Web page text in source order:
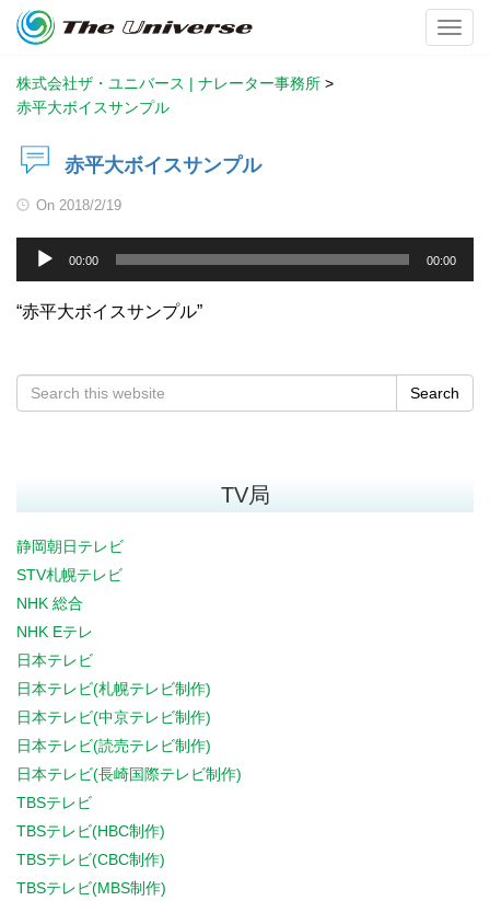
株式会社ザ・ユニバース | ナレーター事務所 >
赤平大ボイスサンプル
赤平大ボイスサンプル
On 2018/2/19
声
プ
ヤ
ー
00:00 00:00
“赤平大ボイスサンプル”
Search
TV局
静岡朝日テレビ
STV札幌テレビ
NHK 総合
NHK Eテレ
日本テレビ
日本テレビ(札幌テレビ制作)
日本テレビ(中京テレビ制作)
日本テレビ(読売テレビ制作)
日本テレビ(長崎国際テレビ制作)
TBSテレビ
TBSテレビ(HBC制作)
TBSテレビ(CBC制作)
TBSテレビ(MBS制作)